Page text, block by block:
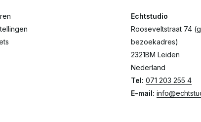
Echtstudio
Rooseveltstraat 74
bezoekadres)
2321BM Leiden
Nederland
Tel: 071 203 255 4
E-mail: